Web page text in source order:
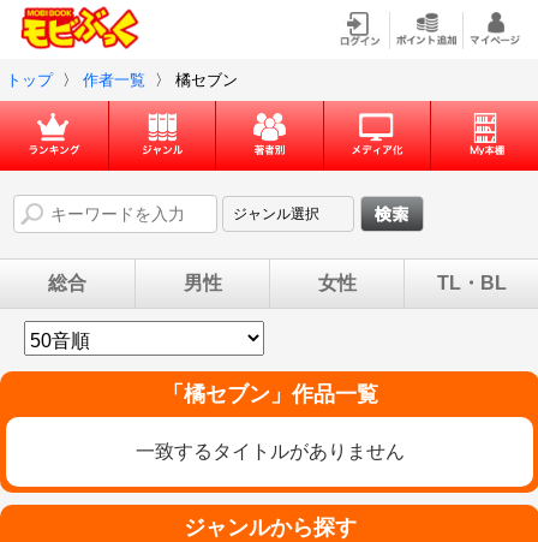
トップ 〉 作者一覧 〉 橘セブン
総合 男性 女性 TL・BL
「 橘セブン」作品一覧
一致するタイトルがありません
ジャンルから探す